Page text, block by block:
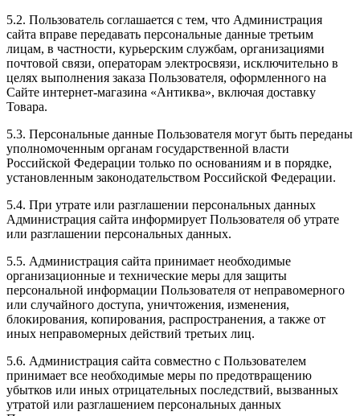
5.2. Пользователь соглашается с тем, что Администрация
сайта вправе передавать персональные данные третьим
лицам, в частности, курьерским службам, организациями
почтовой связи, операторам электросвязи, исключительно в
целях выполнения заказа Пользователя, оформленного на
Сайте интернет-магазина «Антиква», включая доставку
Товара.
5.3. Персональные данные Пользователя могут быть переданы
уполномоченным органам государственной власти
Российской Федерации только по основаниям и в порядке,
установленным законодательством Российской Федерации.
5.4. При утрате или разглашении персональных данных
Администрация сайта информирует Пользователя об утрате
или разглашении персональных данных.
5.5. Администрация сайта принимает необходимые
организационные и технические меры для защиты
персональной информации Пользователя от неправомерного
или случайного доступа, уничтожения, изменения,
блокирования, копирования, распространения, а также от
иных неправомерных действий третьих лиц.
5.6. Администрация сайта совместно с Пользователем
принимает все необходимые меры по предотвращению
убытков или иных отрицательных последствий, вызванных
утратой или разглашением персональных данных